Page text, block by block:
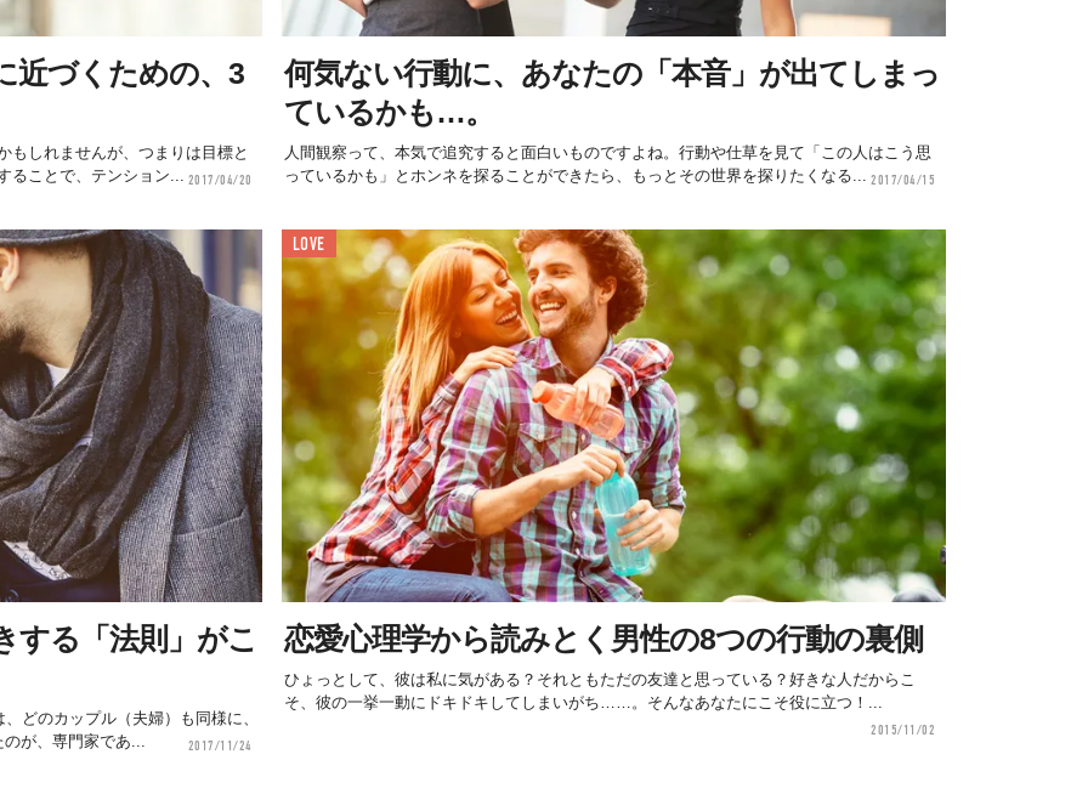
近づくための、3
もしれませんが、つまりは目標と
ことで、テンション...
2017/04/20
何気ない行動に、あなたの「本音」が出てしまっ
ているかも…。
人間観察って、本気で追究すると面白いものですよね。行動や仕草を見て「この人はこう思
っているかも」とホンネを探ることができたら、もっとその世界を探りたくなる...
2017/04/15
する「法則」がこ
どのカップル（夫婦）も同様に、
が、専門家であ...
2017/11/24
LOVE
恋愛心理学から読みとく男性の8つの行動の裏側
ひょっとして、彼は私に気がある？それともただの友達と思っている？好きな人だからこ
そ、彼の一挙一動にドキドキしてしまいがち……。そんなあなたにこそ役に立つ！...
2015/11/02